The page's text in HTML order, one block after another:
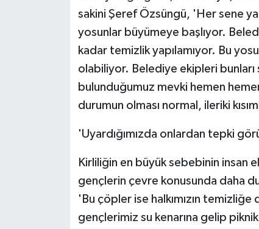
sakini Şeref Özsüngü, 'Her sene
yosunlar büyümeye başlıyor.
kadar temizlik yapılamıyor. Bu
olabiliyor. Belediye ekipleri bunları
bulunduğumuz mevki hemen
durumun olması normal, ileriki
'Uyardığımızda onlardan tepki
Kirliliğin en büyük sebebinin insan
gençlerin çevre konusunda daha
'Bu çöpler ise halkımızın
gençlerimiz su kenarına gelip